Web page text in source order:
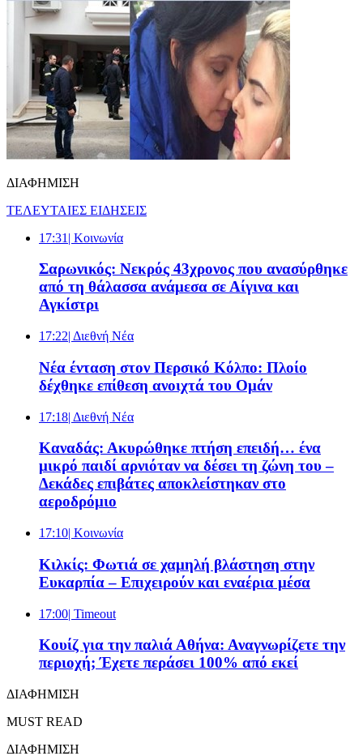
ΔΙΑΦΗΜΙΣΗ
ΤΕΛΕΥΤΑΙΕΣ ΕΙΔΗΣΕΙΣ
17:31 | Κοινωνία
Σαρωνικός: Νεκρός 43χρονος που ανασύρθηκε
από τη θάλασσα ανάμεσα σε Αίγινα και
Αγκίστρι
17:22| Διεθνή Νέα
Νέα ένταση στον Περσικό Κόλπο: Πλοίο
δέχθηκε επίθεση ανοιχτά του Ομάν
17:18| Διεθνή Νέα
Καναδάς: Ακυρώθηκε πτήση επειδή… ένα
μικρό παιδί αρνιόταν να δέσει τη ζώνη του –
Δεκάδες επιβάτες αποκλείστηκαν στο
αεροδρόμιο
17:10| Κοινωνία
Κιλκίς: Φωτιά σε χαμηλή βλάστηση στην
Ευκαρπία – Επιχειρούν και εναέρια μέσα
17:00| Timeout
Κουίζ για την παλιά Αθήνα: Αναγνωρίζετε την
περιοχή; Έχετε περάσει 100% από εκεί
ΔΙΑΦΗΜΙΣΗ
MUST READ
ΔΙΑΦΗΜΙΣΗ